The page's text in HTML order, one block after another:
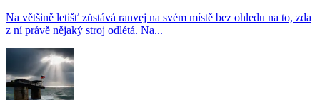
Na většině letišť zůstává ranvej na svém místě bez ohledu na to, zda
z ní právě nějaký stroj odlétá. Na...